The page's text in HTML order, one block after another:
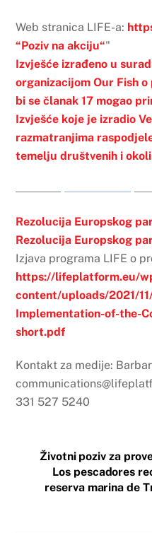
Web stranica LIFE-a:
“Poziv na akciju“"
Izvješće izrađeno u
organizacijom Our Fish
bi se članak 17 mogao
Izvješće koje je izradio
razmatranjima
temelju društvenih i
Rezolucija Europskog
Rezolucija Europskog
Izjava programa LIFE o
https://lifeplatform.eu/
content/uploads/2021/
Implementation-of-the-
short.pdf
Kontakt za medije:
331 527 5240
Životni poziv za
Los pescadores
reserva marina de